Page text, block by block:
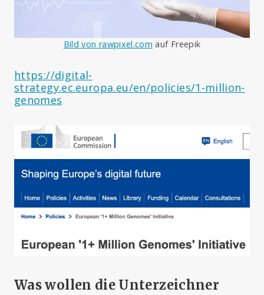
Bild von rawpixel.com auf Freepik
https://digital-
strategy.ec.europa.eu/en/policies/1-million-
genomes
Was wollen die Unterzeichner